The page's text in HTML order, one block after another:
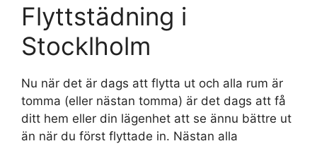
Flyttstädning i
Stocklholm
Nu när det är dags att flytta ut och alla rum är
tomma (eller nästan tomma) är det dags att få
ditt hem eller din lägenhet att se ännu bättre ut
än när du först flyttade in. Nästan alla